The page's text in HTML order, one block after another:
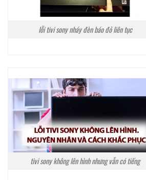
lỗi tivi sony nháy đèn báo đỏ liên tục
tivi sony không lên hình nhưng vẫn có tiếng